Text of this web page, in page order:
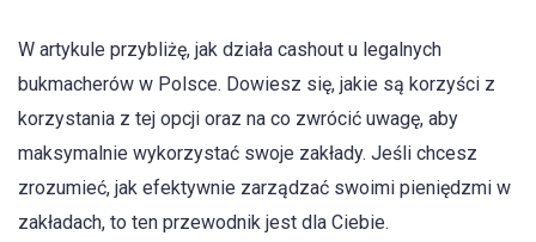
W artykule przybliżę, jak działa cashout u legalnych
bukmacherów w Polsce. Dowiesz się, jakie są korzyści z
korzystania z tej opcji oraz na co zwrócić uwagę, aby
maksymalnie wykorzystać swoje zakłady. Jeśli chcesz
zrozumieć, jak efektywnie zarządzać swoimi pieniędzmi w
zakładach, to ten przewodnik jest dla Ciebie.